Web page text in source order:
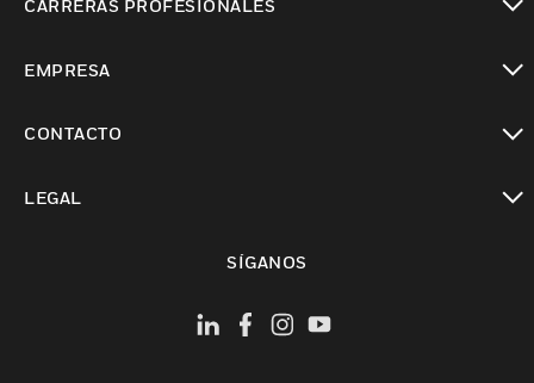
CARRERAS PROFESIONALES
EMPRESA
CONTACTO
LEGAL
SÍGANOS